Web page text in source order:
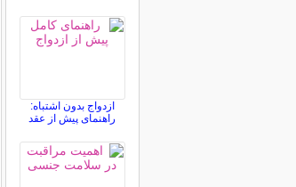
ازدواج بدون اشتباه:
راهنمای پیش از عقد